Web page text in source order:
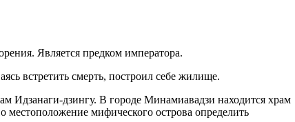
Является предком императора.
встретить смерть, построил себе жилище.
Идзанаги-дзингу. В городе Минамиавадзи находится храм
мифического острова определить